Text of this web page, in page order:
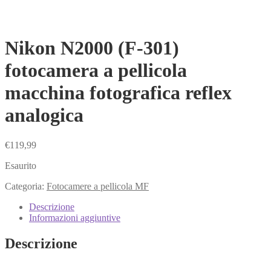
Nikon N2000 (F-301)
fotocamera a pellicola
macchina fotografica reflex
analogica
€119,99
Esaurito
Categoria: Fotocamere a pellicola MF
Descrizione
Informazioni aggiuntive
Descrizione